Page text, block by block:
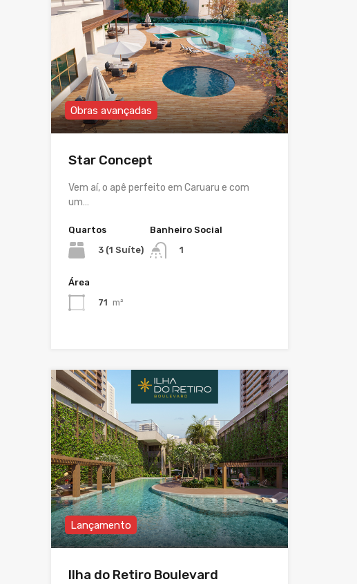
Obras avançadas
Star Concept
Vem aí, o apê perfeito em Caruaru e com
um…
Quartos
3 (1 Suíte)
Banheiro Social
1
Área
71 m²
Lançamento
Ilha do Retiro Boulevard